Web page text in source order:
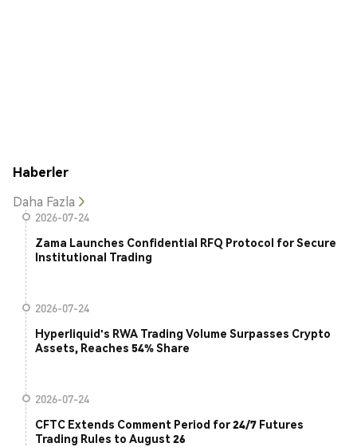
Haberler
Daha Fazla
2026-07-24
Zama Launches Confidential RFQ Protocol for Secure
Institutional Trading
2026-07-24
Hyperliquid's RWA Trading Volume Surpasses Crypto
Assets, Reaches 54% Share
2026-07-24
CFTC Extends Comment Period for 24/7 Futures
Trading Rules to August 26